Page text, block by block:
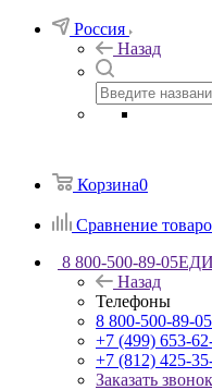
Россия
Назад
Корзина0
Сравнение
8 800-500-89-05
Назад
Телефоны
8 800-500-89-05
+7 (499) 653-
+7 (812) 425-
Заказать звонок